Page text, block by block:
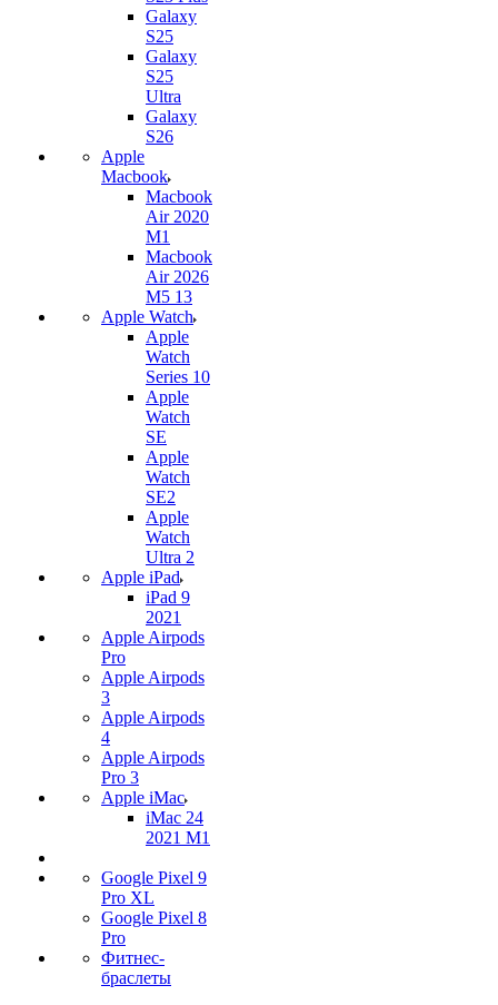
Galaxy
S25
Galaxy
S25
Ultra
Galaxy
S26
Apple
Macbook
Macbook
Air 2020
M1
Macbook
Air 2026
M5 13
Apple Watch
Apple
Watch
Series 10
Apple
Watch
SE
Apple
Watch
SE2
Apple
Watch
Ultra 2
Apple iPad
iPad 9
2021
Apple Airpods
Pro
Apple Airpods
3
Apple Airpods
4
Apple Airpods
Pro 3
Apple iMac
iMac 24
2021 M1
Google Pixel 9
Pro XL
Google Pixel 8
Pro
Фитнес-
браслеты